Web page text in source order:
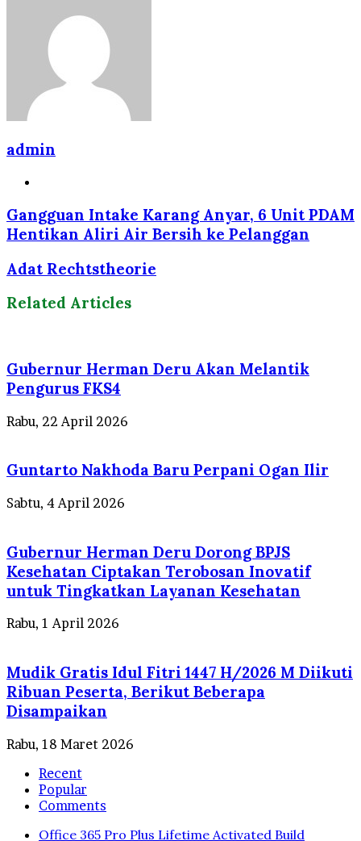
admin
Gangguan Intake Karang Anyar, 6 Unit PDAM
Hentikan Aliri Air Bersih ke Pelanggan
Adat Rechtstheorie
Related Articles
Gubernur Herman Deru Akan Melantik
Pengurus FKS4
Rabu, 22 April 2026
Guntarto Nakhoda Baru Perpani Ogan Ilir
Sabtu, 4 April 2026
Gubernur Herman Deru Dorong BPJS
Kesehatan Ciptakan Terobosan Inovatif
untuk Tingkatkan Layanan Kesehatan
Rabu, 1 April 2026
Mudik Gratis Idul Fitri 1447 H/2026 M Diikuti
Ribuan Peserta, Berikut Beberapa
Disampaikan
Rabu, 18 Maret 2026
Recent
Popular
Comments
Office 365 Pro Plus Lifetime Activated Build